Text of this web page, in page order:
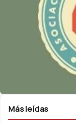
Más leídas